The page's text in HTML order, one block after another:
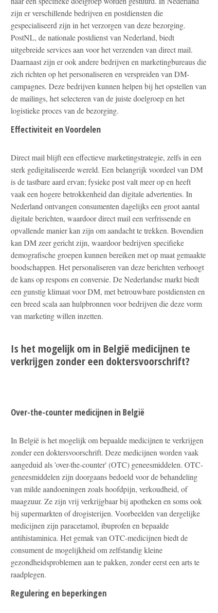
zijn er verschillende bedrijven en postdiensten die
gespecialiseerd zijn in het verzorgen van deze bezorging.
PostNL, de nationale postdienst van Nederland, biedt
uitgebreide services aan voor het verzenden van direct mail.
Daarnaast zijn er ook andere bedrijven en marketingbureaus die
zich richten op het personaliseren en verspreiden van DM-
campagnes. Deze bedrijven kunnen helpen bij het opstellen van
de mailings, het selecteren van de juiste doelgroep en het
logistieke proces van de bezorging.
Effectiviteit en Voordelen
Direct mail blijft een effectieve marketingstrategie, zelfs in een
sterk gedigitaliseerde wereld. Een belangrijk voordeel van DM
is de tastbare aard ervan; fysieke post valt meer op en heeft
vaak een hogere betrokkenheid dan digitale advertenties. In
Nederland ontvangen consumenten dagelijks een groot aantal
digitale berichten, waardoor direct mail een verfrissende en
opvallende manier kan zijn om aandacht te trekken. Bovendien
kan DM zeer gericht zijn, waardoor bedrijven specifieke
demografische groepen kunnen bereiken met op maat gemaakte
boodschappen. Het personaliseren van deze berichten verhoogt
de kans op respons en conversie. De Nederlandse markt biedt
een gunstig klimaat voor DM, met betrouwbare postdiensten en
een breed scala aan hulpbronnen voor bedrijven die deze vorm
van marketing willen inzetten.
Is het mogelijk om in België medicijnen te
verkrijgen zonder een doktersvoorschrift?
Over-the-counter medicijnen in België
In België is het mogelijk om bepaalde medicijnen te verkrijgen
zonder een doktersvoorschrift. Deze medicijnen worden vaak
aangeduid als 'over-the-counter' (OTC) geneesmiddelen. OTC-
geneesmiddelen zijn doorgaans bedoeld voor de behandeling
van milde aandoeningen zoals hoofdpijn, verkoudheid, of
maagzuur. Ze zijn vrij verkrijgbaar bij apotheken en soms ook
bij supermarkten of drogisterijen. Voorbeelden van dergelijke
medicijnen zijn paracetamol, ibuprofen en bepaalde
antihistaminica. Het gemak van OTC-medicijnen biedt de
consument de mogelijkheid om zelfstandig kleine
gezondheidsproblemen aan te pakken, zonder eerst een arts te
raadplegen.
Regulering en beperkingen